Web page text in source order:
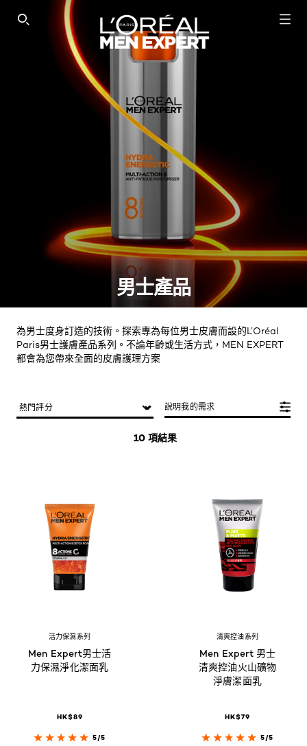
SEARCH THIS SITE
男士產品
為男士度身訂造的技術。探索專為每位男士皮膚而設的L’Oréal
Paris男士護膚產品系列。不論年齡或生活方式，MEN EXPERT
都會為您帶來全面的皮膚護理方案
10 項結果
說明我的需求
活力保濕系列
Men Expert男士活
力保濕淨化潔面乳
HK$89
5/5
清爽控油系列
Men Expert 男士
清爽控油火山礦物
淨膚潔面乳
HK$79
5/5